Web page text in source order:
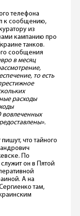
телефона
к сообщению,
из
кампанию про
танков.
сообщения
в месяц
то есть
расходы
что тайного
По
он в Пятой
А на
там,